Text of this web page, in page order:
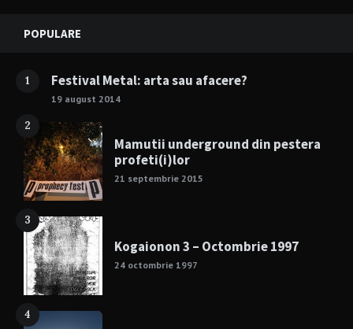
Widgets
POPULARE
1 Festival Metal: arta sau afacere?
19 august 2014
2
Mamutii underground din pestera
profeti(i)lor
21 septembrie 2015
3
Kogaionon 3 – Octombrie 1997
24 octombrie 1997
4